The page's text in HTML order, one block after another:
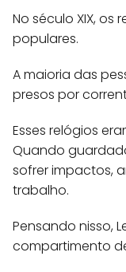
No século XIX,
populares.
A maioria das
presos por
Esses relógios
Quando
sofrer impactos,
trabalho.
Pensando nisso,
compartimento